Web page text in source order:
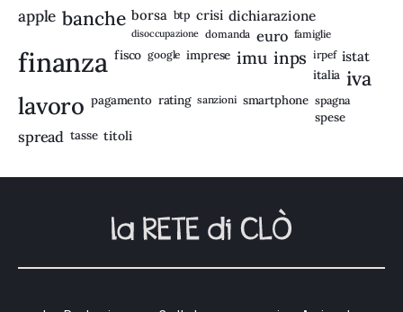
apple banche borsa btp crisi dichiarazione
disoccupazione domanda euro famiglie
finanza fisco google imprese imu inps irpef istat
italia iva
lavoro pagamento rating sanzioni smartphone spagna
spese
spread tasse titoli